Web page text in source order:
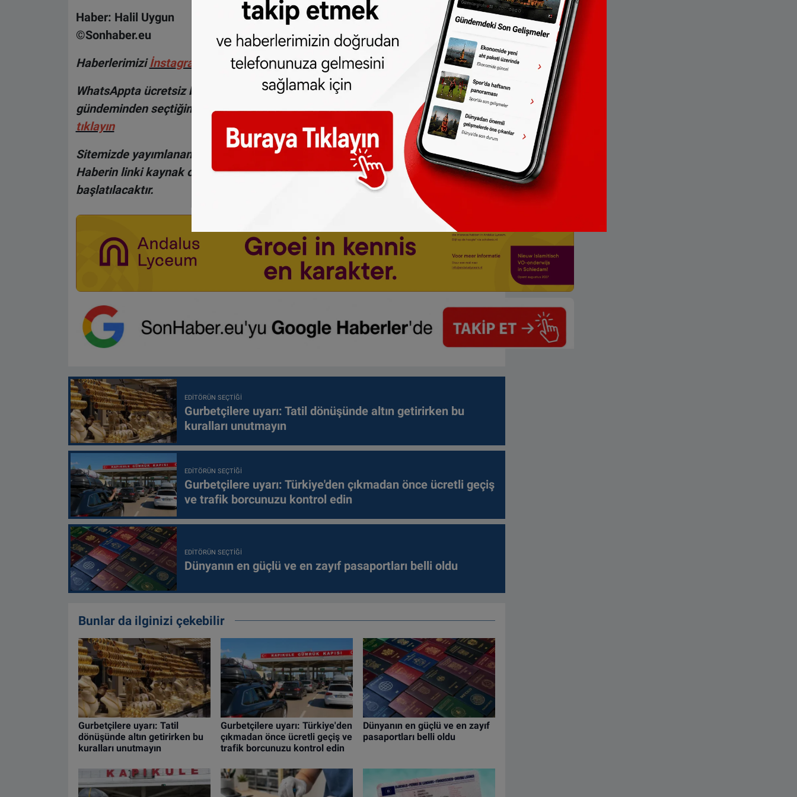
Haber: Halil Uygun
©Sonhaber.eu
Haberlerimiziİnstagram hesabımızdan da takip edebilirsiniz.
WhatsAppta ücretsiz bültenimize abone olun, Hollanda ve diğer Avrupa ülkeleri
gündeminden seçtiğimiz haberler her gün telefonunuza gelsin!
Abone olmak için
tıklayın
Sitemizde yayımlanan haberlerin her türlü hakkı
SONHABER.eu ’ya aittir.
Haberin linki kaynak olarak gösterilmeden alınan haberler için hukuki işlem
başlatılacaktır.
EDITÖRÜN SEÇTIĞI
Gurbetçilere uyarı: Tatil dönüşünde altın getirirken bu
kuralları unutmayın
EDITÖRÜN SEÇTIĞI
Gurbetçilere uyarı: Türkiye'den çıkmadan önce ücretli geçiş
ve trafik borcunuzu kontrol edin
EDITÖRÜN SEÇTIĞI
Dünyanın en güçlü ve en zayıf pasaportları belli oldu
Bunlar da ilginizi çekebilir
Gurbetçilere uyarı: Tatil
dönüşünde altın getirirken bu
kuralları unutmayın
Gurbetçilere uyarı: Türkiye'den
çıkmadan önce ücretli geçiş ve
trafik borcunuzu kontrol edin
Dünyanın en güçlü ve en zayıf
pasaportları belli oldu